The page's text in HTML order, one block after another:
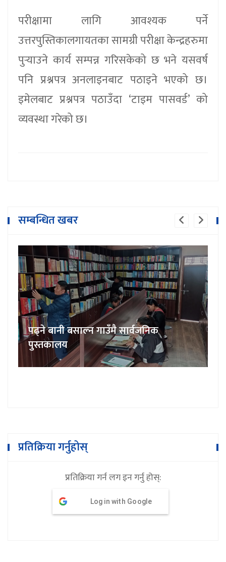
परीक्षामा लागि आवश्यक पर्ने
उत्तरपुस्तिकालगायतका सामग्री परीक्षा केन्द्रहरुमा
पुर्‍याउने कार्य सम्पन्न गरिसकेको छ भने यसवर्ष
पनि प्रश्नपत्र अनलाइनबाट पठाइने भएको छ।
इमेलबाट प्रश्नपत्र पठाउँदा ‘टाइम पासवर्ड’ को
व्यवस्था गरेको छ।
सम्बन्धित खबर
राष्ट्रिय मावि घलाङको शैक्षिक गुणस्तर सुधार
गर्न अक्षयकोष स्थापना
प्रतिक्रिया गर्नुहोस्
प्रतिक्रिया गर्न लग इन गर्नु होस्:
Log in with Google